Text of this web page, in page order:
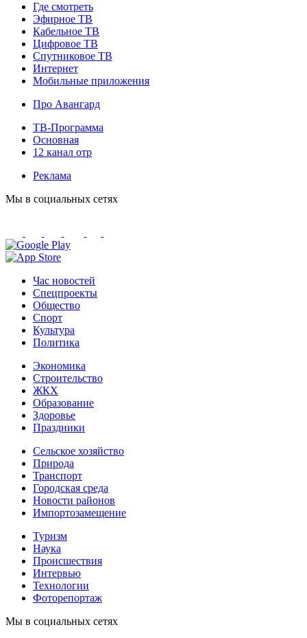
Где смотреть
Эфирное ТВ
Кабельное ТВ
Цифровое ТВ
Спутниковое ТВ
Интернет
Мобильные приложения
Про Авангард
ТВ-Программа
Основная
12 канал отр
Реклама
Мы в социальных сетях
Час новостей
Спецпроекты
Общество
Спорт
Культура
Политика
Экономика
Строительство
ЖКХ
Образование
Здоровье
Праздники
Сельское хозяйство
Природа
Транспорт
Городская среда
Новости районов
Импортозамещение
Туризм
Наука
Происшествия
Интервью
Технологии
Фоторепортаж
Мы в социальных сетях